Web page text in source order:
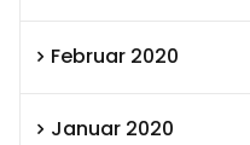
Februar 2020
Januar 2020